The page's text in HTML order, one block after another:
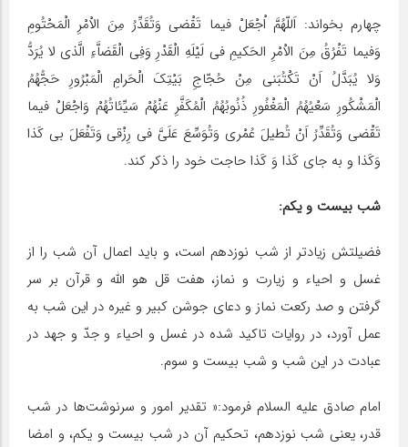
چهارم بخواند: اَللّهُمَّ اْجْعَلْ فیما تَقْضى وَتُقَدِّرُ مِنَ الاْمْرِ الْمَحْتُومِ
وَفیما تَفْرُقُ مِنَ الاْمْرِ الحَکیمِ فى لَیْلَهِ الْقَدْرِ وَفِى الْقَضاَّءِ الَّذى لا یُرَدُّ
وَلا یُبَدَّلُ اَنْ تَکْتُبَنى مِنْ حُجّاجِ بَیْتِکَ الْحَرامِ الْمَبْرُورِ حَجُّهُمُ
الْمَشْکُورِ سَعْیُهُمُ الْمَغْفُورِ ذُنُوبُهُمُ الْمُکَفَّرِ عَنْهُمْ سَیِّئاتُهُمْ وَاجْعَلْ فیما
تَقْضى وَتُقَدِّرُ اَنْ تُطیلَ عُمْرى وَتُوَسِّعَ عَلَىَّ فى رِزْقى وَتَفْعَلَ بى کَذا
وَکَذا و به جاى کَذا وَ کَذا حاجت خود را ذکر کند.
شب بیست و یکم:
فضیلتش زیادتر از شب نوزدهم است، و باید اعمال آن شب را از
غسل و احیاء و زیارت و نماز، هفت قل هو الله و قرآن بر سر
گرفتن و صد رکعت نماز و دعای جوشن کبیر و غیره در این شب به
عمل آورد، در روایات تاکید شده در غسل و احیاء و جدّ و جهد در
عبادت در این شب و شب بیست و سوم.
امام صادق علیه‏ السلام فرمود:« تقدیر امور و سرنوشت‌ها در شب
قدر، یعنی شب نوزدهم، تحکیم آن در شب بیست و یکم، و امضا